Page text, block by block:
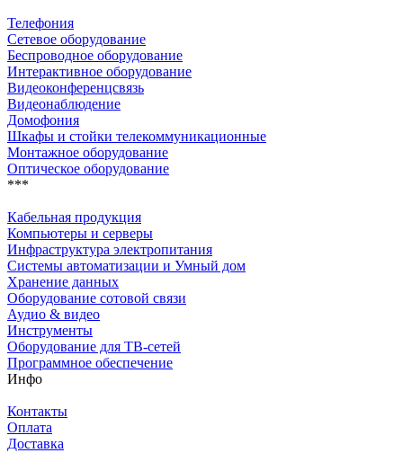
Телефония
Сетевое оборудование
Беспроводное оборудование
Интерактивное оборудование
Видеоконференцсвязь
Видеонаблюдение
Домофония
Шкафы и стойки телекоммуникационные
Монтажное оборудование
Оптическое оборудование
***
Кабельная продукция
Компьютеры и серверы
Инфраструктура электропитания
Системы автоматизации и Умный дом
Хранение данных
Оборудование сотовой связи
Аудио & видео
Инструменты
Оборудование для ТВ-сетей
Программное обеспечение
Инфо
Контакты
Оплата
Доставка